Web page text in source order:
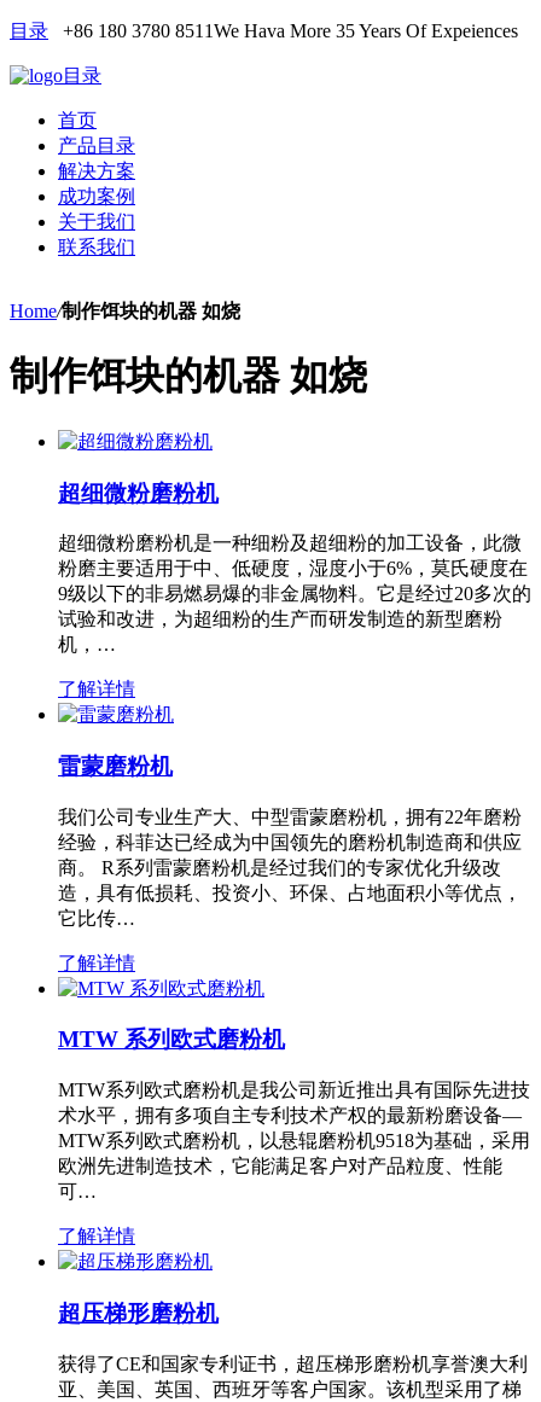
目录 +86 180 3780 8511We Hava More 35 Years Of Expeiences
目录
首页
产品目录
解决方案
成功案例
关于我们
联系我们
Home/制作饵块的机器 如烧
制作饵块的机器 如烧
超细微粉磨粉机
超细微粉磨粉机是一种细粉及超细粉的加工设备，此微
粉磨主要适用于中、低硬度，湿度小于6%，莫氏硬度在
9级以下的非易燃易爆的非金属物料。它是经过20多次的
试验和改进，为超细粉的生产而研发制造的新型磨粉
机，…
了解详情
雷蒙磨粉机
我们公司专业生产大、中型雷蒙磨粉机，拥有22年磨粉
经验，科菲达已经成为中国领先的磨粉机制造商和供应
商。 R系列雷蒙磨粉机是经过我们的专家优化升级改
造，具有低损耗、投资小、环保、占地面积小等优点，
它比传…
了解详情
MTW 系列欧式磨粉机
MTW系列欧式磨粉机是我公司新近推出具有国际先进技
术水平，拥有多项自主专利技术产权的最新粉磨设备—
MTW系列欧式磨粉机，以悬辊磨粉机9518为基础，采用
欧洲先进制造技术，它能满足客户对产品粒度、性能
可…
了解详情
超压梯形磨粉机
获得了CE和国家专利证书，超压梯形磨粉机享誉澳大利
亚、美国、英国、西班牙等客户国家。该机型采用了梯